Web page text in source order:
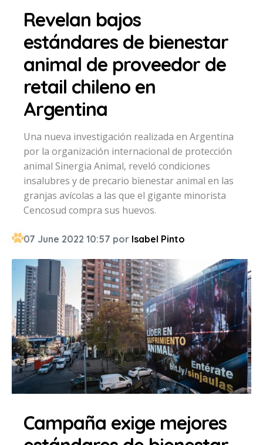
Revelan bajos
estándares de bienestar
animal de proveedor de
retail chileno en
Argentina
Una nueva investigación realizada en Argentina
por la organización internacional de protección
animal Sinergia Animal, reveló condiciones
insalubres y de precario bienestar animal en las
granjas avícolas a las que el gigante minorista
Cencosud compra sus huevos.
07 June 2022 10:57 por Isabel Pinto
Campaña exige mejores